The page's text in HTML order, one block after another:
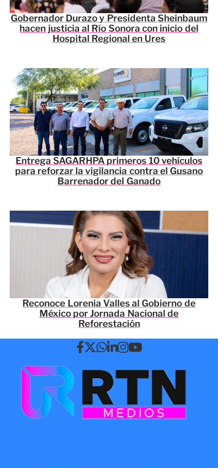
Gobernador Durazo y Presidenta Sheinbaum
hacen justicia al Río Sonora con inicio del
Hospital Regional en Ures
Entrega SAGARHPA primeros 10 vehículos
para reforzar la vigilancia contra el Gusano
Barrenador del Ganado
Reconoce Lorenia Valles al Gobierno de
México por Jornada Nacional de
Reforestación